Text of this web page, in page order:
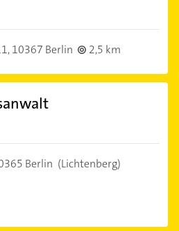
10367 Berlin 2,5 km
Berlin (Lichtenberg)